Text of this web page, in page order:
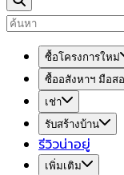
ซื้อโครงการใหม่
ซื้ออสังหาฯ มือส
เช่า
รับสร้างบ้าน
รีวิวน่าอยู่
เพิ่มเติม